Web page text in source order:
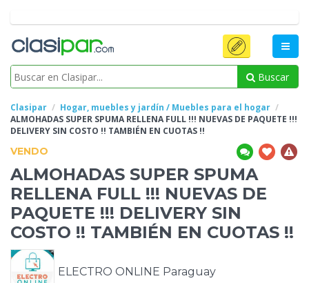
Buscar
Clasipar
Hogar, muebles y jardín / Muebles para el hogar
ALMOHADAS SUPER SPUMA RELLENA FULL !!! NUEVAS DE PAQUETE !!!
DELIVERY SIN COSTO !! TAMBIÉN EN CUOTAS !!
VENDO
ALMOHADAS SUPER SPUMA
RELLENA FULL !!! NUEVAS DE
PAQUETE !!! DELIVERY SIN
COSTO !! TAMBIÉN EN CUOTAS !!
ELECTRO ONLINE Paraguay